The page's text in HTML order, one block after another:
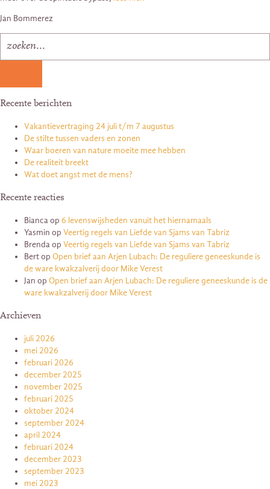
Jan Bommerez
Recente berichten
Vakantievertraging 24 juli t/m 7 augustus
De stilte tussen vaders en zonen
Waar boeren van nature moeite mee hebben
De realiteit breekt
Wat doet angst met de mens?
Recente reacties
Biancaop 6 levenswijsheden vanuit het hiernamaals
Yasmin op Veertig regels van Liefde van Sjams van Tabriz
Brendaop Veertig regels van Liefde van Sjams van Tabriz
Bertop Open brief aan Arjen Lubach: De reguliere geneeskunde is
de ware kwakzalverij door Mike Verest
Jan op Open brief aan Arjen Lubach: De reguliere geneeskunde is de
ware kwakzalverij door Mike Verest
Archieven
juli 2026
mei 2026
februari 2026
december 2025
november 2025
februari 2025
oktober 2024
september 2024
april 2024
februari 2024
december 2023
september 2023
mei 2023